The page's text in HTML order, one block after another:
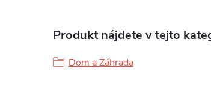
Produkt nájdete v tejto
Dom a Záhrada